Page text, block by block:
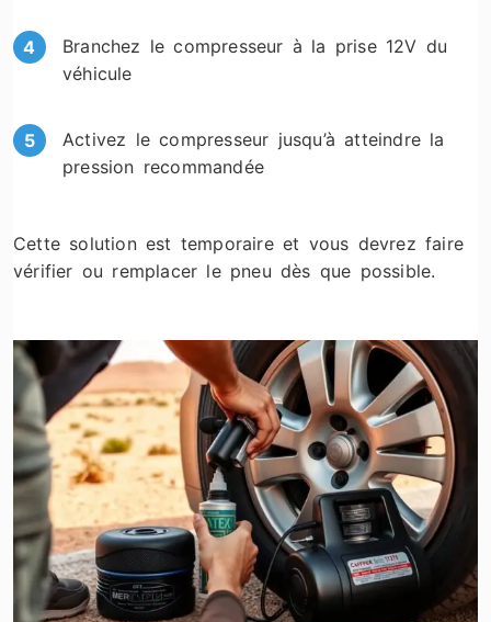
Branchez le compresseur à la prise 12V du
véhicule
Activez le compresseur jusqu’à atteindre la
pression recommandée
Cette solution est temporaire et vous devrez faire
vérifier ou remplacer le pneu dès que possible.